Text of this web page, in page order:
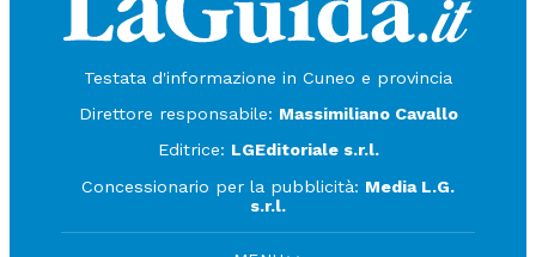
Testata d'informazione in Cuneo e provincia
Direttore responsabile: Massimiliano Cavallo
Editrice: LGEditoriale s.r.l.
Concessionario per la pubblicità: Media L.G.
s.r.l.